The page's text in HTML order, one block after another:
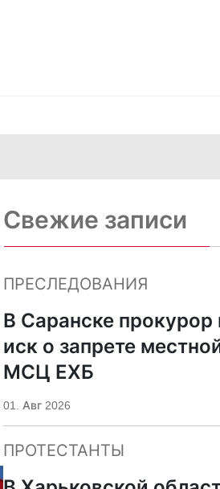
Свежие записи
ПРЕСЛЕДОВАНИЯ
В Саранске прокурор
иск о запрете
МСЦ ЕХБ
01. Авг 2026
ПРОТЕСТАНТЫ